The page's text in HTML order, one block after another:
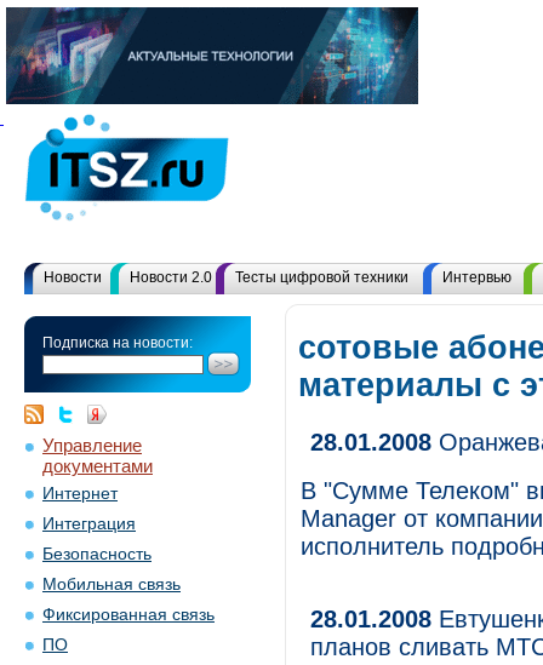
Новости Новости 2.0 Тесты цифровой техники Интервью
Подписка на новости:
Управление
документами
Интернет
Интеграция
Безопасность
Мобильная связь
Фиксированная связь
ПО
сотовые
материалы с
28.01.2008
В "Сумме Телеком"
Manager от
исполнитель
28.01.2008
планов сливать